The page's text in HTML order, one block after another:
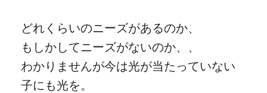
どれくらいのニーズがあるのか、
もしかしてニーズがないのか、、
わかりませんが今は光が当たっていない
子にも光を。